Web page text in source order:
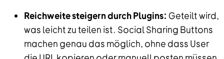
Reichweite steigern durch Plugins: Geteilt wird,
was leicht zu teilen ist. Social Sharing Buttons
machen genau das möglich, ohne dass User